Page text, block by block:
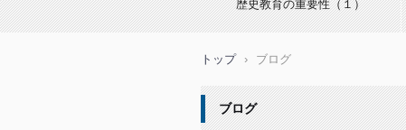
歴史教育の重要性（１）
トップ › ブログ
ブログ